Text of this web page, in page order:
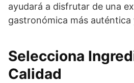
ayudará a disfrutar de una
gastronómica más auténtica
Selecciona
Calidad